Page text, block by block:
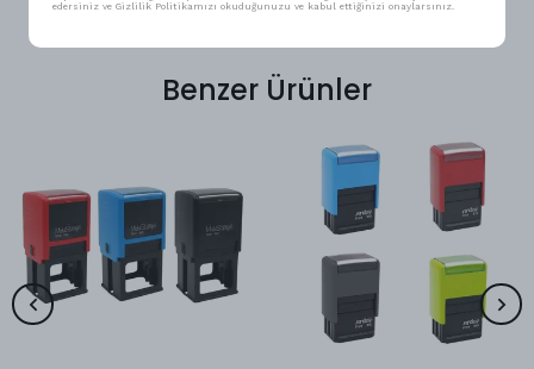
Benzer Ürünler
edersiniz ve Gizlilik Politikamızı okuduğunuzu ve kabul ettiğinizi onaylarsınız.